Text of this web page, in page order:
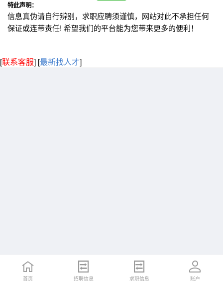
特此声明：
信息真伪请自行辨别，求职应聘须谨慎，网站对此不承担任何
保证或连带责任! 希望我们的平台能为您带来更多的便利！
[联系客服] [最新找人才]
首页 招聘信息 求职信息 账户